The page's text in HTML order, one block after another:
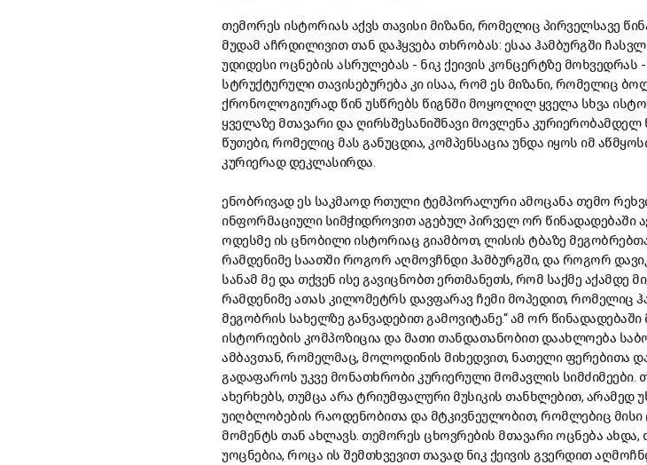
თემორეს ისტორიას აქვს თავისი მიზანი, რომელიც პირველსავე
მუდამ აჩრდილივით თან დაჰყვება თხრობას: ესაა ჰამბურგში
უდიდესი ოცნების ასრულებას - ნიკ ქეივის კონცერტზე მოხვედრას
სტრუქტურული თავისებურება კი ისაა, რომ ეს მიზანი, რომელიც
ქრონოლოგიურად წინ უსწრებს წიგნში მოყოლილ ყველა სხვა
ყველაზე მთავარი და ღირსშესანიშნავი მოვლენა კურიერობამდელ
წუთები, რომელიც მას განუცდია, კომპენსაცია უნდა იყოს იმ
კურიერად დეკლასირდა.
ენობრივად ეს საკმაოდ რთული ტემპორალური ამოცანა თემო
ინფორმაციული სიმჭიდროვით აგებულ პირველ ორ წინადადებაში
ოდესმე ის ცნობილი ისტორიაც გიამბოთ, ლისის ტბაზე
რამდენიმე საათში როგორ აღმოვჩნდი ჰამბურგში, და როგორ
სანამ მე და თქვენ ისე გავიცნობთ ერთმანეთს, რომ საქმე აქამდე
რამდენიმე ათას კილომეტრს დავფარავ ჩემი მოპედით, რომელიც
მეგობრის სახელზე განვადებით გამოვიტანე.“ ამ ორ
ისტორიების კომპოზიცია და მათი თანდათანობით დაახლოება
ამბავთან, რომელმაც, მოლოდინის მიხედვით, ნათელი ფერებითა
გადაფაროს უკვე მონათხრობი კურიერული მომავლის სიმძიმეები.
ახერხებს, თუმცა არა ტრიუმფალური მუსიკის თანხლებით, არამედ
უიღბლობების რაოდენობითა და მტკივნეულობით, რომლებიც მისი
მომენტს თან ახლავს. თემორეს ცხოვრების მთავარი ოცნება ახდა,
უოცნებია, როცა ის შემთხვევით თავად ნიკ ქეივის გვერდით